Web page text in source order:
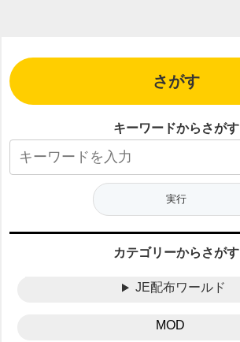
さがす
キーワードからさがす
カテゴリーからさがす
JE配布ワールド
MOD